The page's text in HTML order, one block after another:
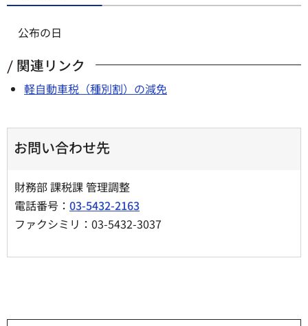
公布の日
関連リンク
軽自動車税（種別割）の減免
お問い合わせ先
財務部 課税課 管理調整
電話番号： 03-5432-2163
ファクシミリ：03-5432-3037